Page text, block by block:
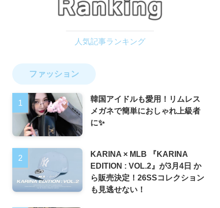
ファッション
韓国アイドルも愛用！リムレス
メガネで簡単におしゃれ上級者
に✨
KARINA × MLB 『KARINA
EDITION : VOL.2』が3月4日 か
ら販売決定！26SSコレクション
も見逃せない！